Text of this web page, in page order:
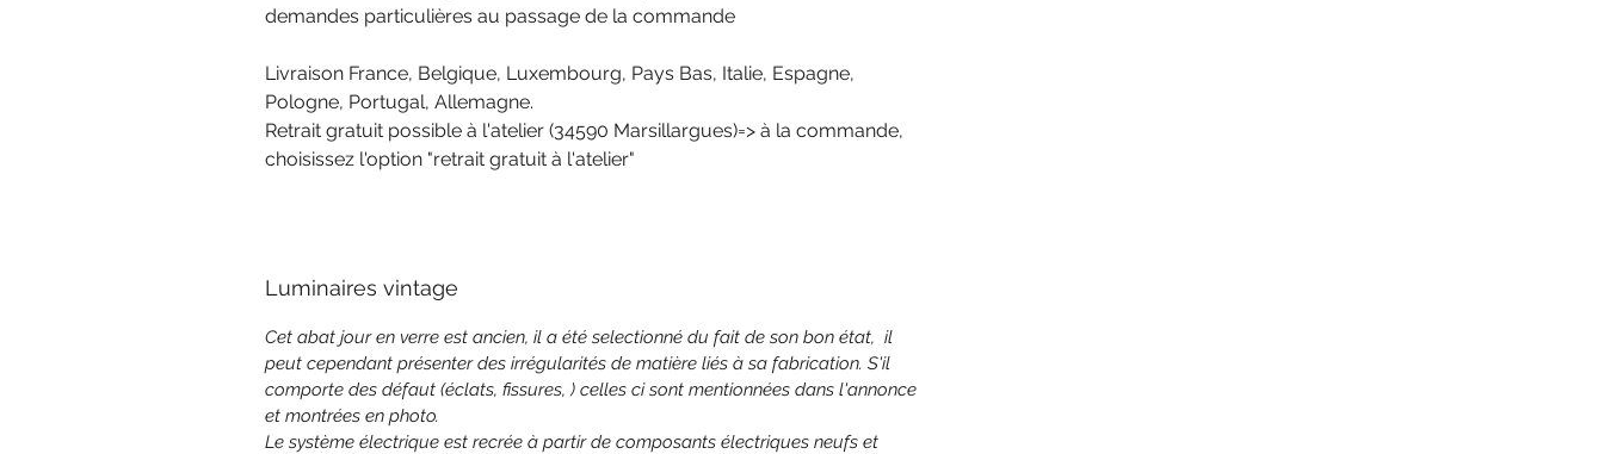
demandes particulières au passage de la commande
Livraison France, Belgique, Luxembourg, Pays Bas, Italie, Espagne,
Pologne, Portugal, Allemagne.
Retrait gratuit possible à l'atelier (34590 Marsillargues)=> à la commande,
choisissez l'option "retrait gratuit à l'atelier"
Luminaires vintage
Cet abat jour en verre est ancien, il a été selectionné du fait de son bon état, il
peut cependant présenter des irrégularités de matière liés à sa fabrication. S'il
comporte des défaut (éclats, fissures, ) celles ci sont mentionnées dans l'annonce
et montrées en photo.
Le système électrique est recrée à partir de composants électriques neufs et